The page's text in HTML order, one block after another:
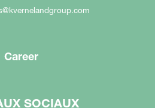
Career
SOCIAUX